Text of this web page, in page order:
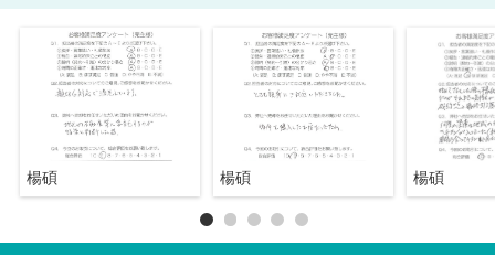
楊碩 楊碩 楊碩